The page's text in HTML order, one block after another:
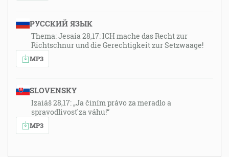
РУССКИЙ ЯЗЫК
Thema: Jesaia 28,17: ICH mache das Recht zur
Richtschnur und die Gerechtigkeit zur Setzwaage!
MP3
SLOVENSKY
Izaiáš 28,17: „Ja činím právo za meradlo a
spravodlivosť za váhu!“
MP3